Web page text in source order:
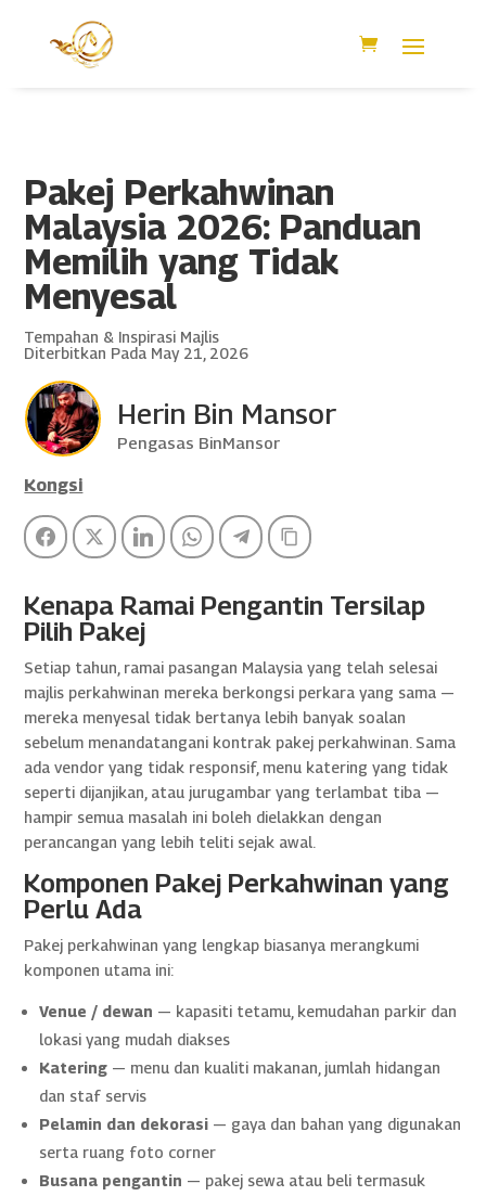
Pakej Perkahwinan
Malaysia 2026: Panduan
Memilih yang Tidak
Menyesal
Tempahan & Inspirasi Majlis
Diterbitkan Pada May 21, 2026
Herin Bin Mansor
Pengasas BinMansor
Kongsi
FacebookTwitter LinkedInWhatsAppTelegramCopy Link
Kenapa Ramai Pengantin Tersilap
Pilih Pakej
Setiap tahun, ramai pasangan Malaysia yang telah selesai
majlis perkahwinan mereka berkongsi perkara yang sama —
mereka menyesal tidak bertanya lebih banyak soalan
sebelum menandatangani kontrak pakej perkahwinan. Sama
ada vendor yang tidak responsif, menu katering yang tidak
seperti dijanjikan, atau jurugambar yang terlambat tiba —
hampir semua masalah ini boleh dielakkan dengan
perancangan yang lebih teliti sejak awal.
Komponen Pakej Perkahwinan yang
Perlu Ada
Pakej perkahwinan yang lengkap biasanya merangkumi
komponen utama ini:
Venue / dewan — kapasiti tetamu, kemudahan parkir dan
lokasi yang mudah diakses
Katering — menu dan kualiti makanan, jumlah hidangan
dan staf servis
Pelamin dan dekorasi — gaya dan bahan yang digunakan
serta ruang foto corner
Busana pengantin — pakej sewa atau beli termasuk